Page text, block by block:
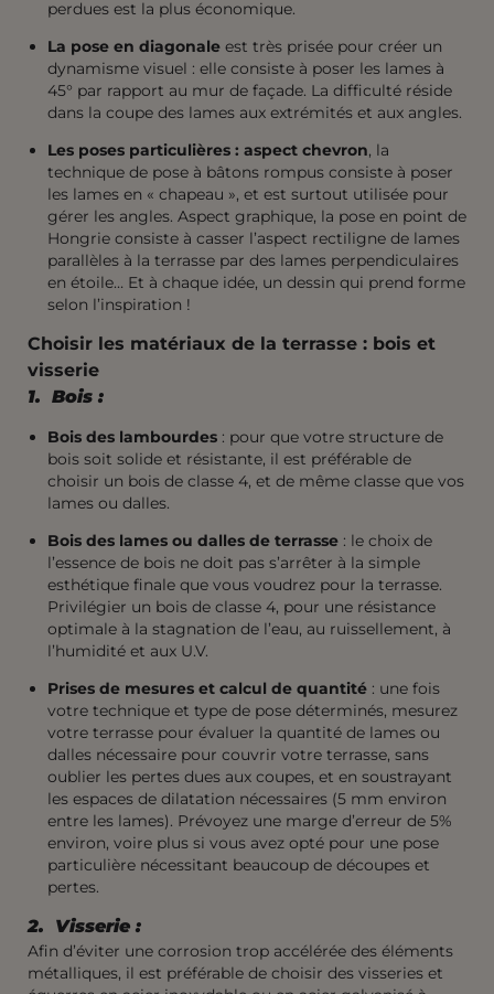
perdues est la plus économique.
La pose en diagonale est très prisée pour créer un
dynamisme visuel : elle consiste à poser les lames à
45° par rapport au mur de façade. La difficulté réside
dans la coupe des lames aux extrémités et aux angles.
Les poses particulières : aspect chevron, la
technique de pose à bâtons rompus consiste à poser
les lames en « chapeau », et est surtout utilisée pour
gérer les angles. Aspect graphique, la pose en point de
Hongrie consiste à casser l’aspect rectiligne de lames
parallèles à la terrasse par des lames perpendiculaires
en étoile… Et à chaque idée, un dessin qui prend forme
selon l’inspiration !
Choisir les matériaux de la terrasse : bois et
visserie
1. Bois :
Bois des lambourdes : pour que votre structure de
bois soit solide et résistante, il est préférable de
choisir un bois de classe 4, et de même classe que vos
lames ou dalles.
Bois des lames ou dalles de terrasse : le choix de
l’essence de bois ne doit pas s’arrêter à la simple
esthétique finale que vous voudrez pour la terrasse.
Privilégier un bois de classe 4, pour une résistance
optimale à la stagnation de l’eau, au ruissellement, à
l’humidité et aux U.V.
Prises de mesures et calcul de quantité : une fois
votre technique et type de pose déterminés, mesurez
votre terrasse pour évaluer la quantité de lames ou
dalles nécessaire pour couvrir votre terrasse, sans
oublier les pertes dues aux coupes, et en soustrayant
les espaces de dilatation nécessaires (5 mm environ
entre les lames). Prévoyez une marge d’erreur de 5%
environ, voire plus si vous avez opté pour une pose
particulière nécessitant beaucoup de découpes et
pertes.
2. Visserie :
Afin d’éviter une corrosion trop accélérée des éléments
métalliques, il est préférable de choisir des visseries et